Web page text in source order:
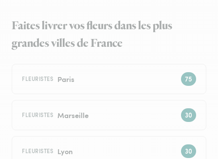
Faites livrer vos fleurs dans les plus
grandes villes de France
FLEURISTES Paris
FLEURISTES Marseille
FLEURISTES Lyon